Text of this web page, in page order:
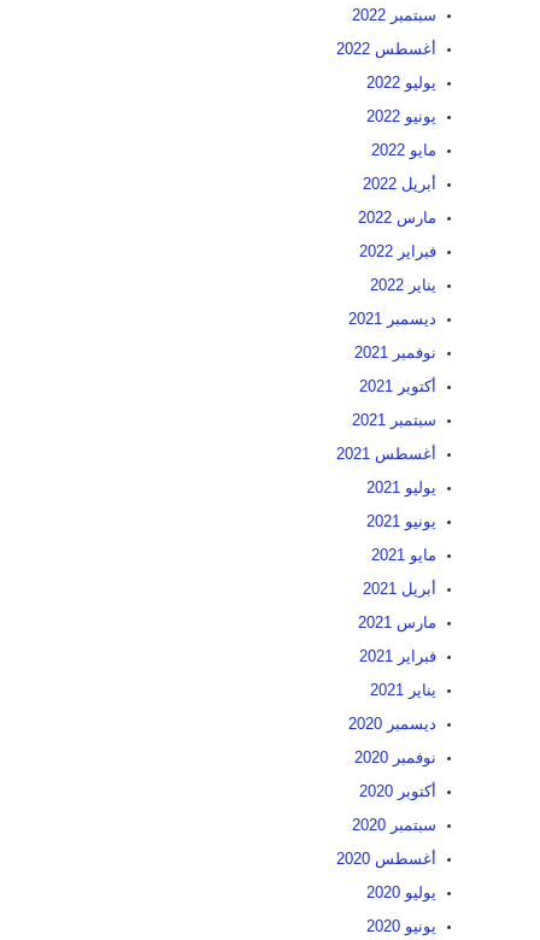
سبتمبر 2022
أغسطس 2022
يوليو 2022
يونيو 2022
مايو 2022
أبريل 2022
مارس 2022
فبراير 2022
يناير 2022
ديسمبر 2021
نوفمبر 2021
أكتوبر 2021
سبتمبر 2021
أغسطس 2021
يوليو 2021
يونيو 2021
مايو 2021
أبريل 2021
مارس 2021
فبراير 2021
يناير 2021
ديسمبر 2020
نوفمبر 2020
أكتوبر 2020
سبتمبر 2020
أغسطس 2020
يوليو 2020
يونيو 2020